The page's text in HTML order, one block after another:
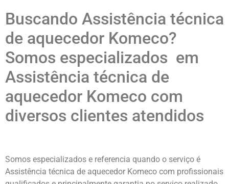
Buscando Assistência técnica
de aquecedor Komeco?
Somos especializados em
Assistência técnica de
aquecedor Komeco com
diversos clientes atendidos
Somos especializados e referencia quando o serviço é
Assistência técnica de aquecedor Komeco com profissionais